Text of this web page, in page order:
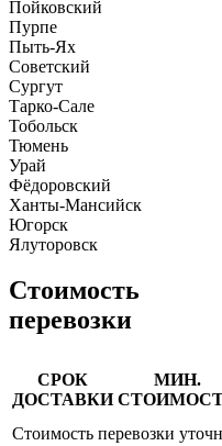
Пойковский
Пурпе
Пыть-Ях
Советский
Сургут
Тарко-Сале
Тобольск
Тюмень
Урай
Фёдоровский
Ханты-Мансийск
Югорск
Ялуторовск
Стоимость
перевозки
СРОК
ДОСТАВКИ
МИН.
Стоимость перевозки